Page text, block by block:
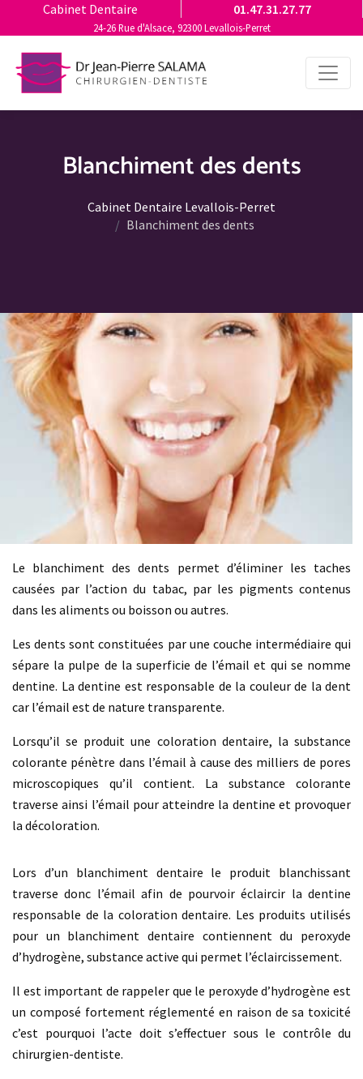
Cabinet Dentaire 01.47.31.27.77
24-26 Rue d'Alsace, 92300 Levallois-Perret
Blanchiment des dents
Cabinet Dentaire Levallois-Perret
Blanchiment des dents
Le blanchiment des dents permet d’éliminer les taches
causées par l’action du tabac, par les pigments contenus
dans les aliments ou boisson ou autres.
Les dents sont constituées par une couche intermédiaire qui
sépare la pulpe de la superficie de l’émail et qui se nomme
dentine. La dentine est responsable de la couleur de la dent
car l’émail est de nature transparente.
Lorsqu’il se produit une coloration dentaire, la substance
colorante pénètre dans l’émail à cause des milliers de pores
microscopiques qu’il contient. La substance colorante
traverse ainsi l’émail pour atteindre la dentine et provoquer
la décoloration.
Lors d’un blanchiment dentaire le produit blanchissant
traverse donc l’émail afin de pourvoir éclaircir la dentine
responsable de la coloration dentaire. Les produits utilisés
pour un blanchiment dentaire contiennent du peroxyde
d’hydrogène, substance active qui permet l’éclaircissement.
Il est important de rappeler que le peroxyde d’hydrogène est
un composé fortement réglementé en raison de sa toxicité
c’est pourquoi l’acte doit s’effectuer sous le contrôle du
chirurgien-dentiste.